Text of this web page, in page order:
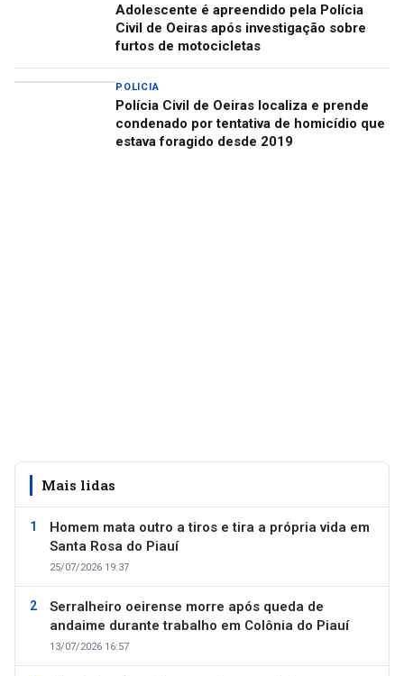
Adolescente é apreendido pela Polícia
Civil de Oeiras após investigação sobre
furtos de motocicletas
POLICIA
Polícia Civil de Oeiras localiza e prende
condenado por tentativa de homicídio que
estava foragido desde 2019
Mais lidas
Homem mata outro a tiros e tira a própria vida em
Santa Rosa do Piauí
25/07/2026 19:37
Serralheiro oeirense morre após queda de
andaime durante trabalho em Colônia do Piauí
13/07/2026 16:57